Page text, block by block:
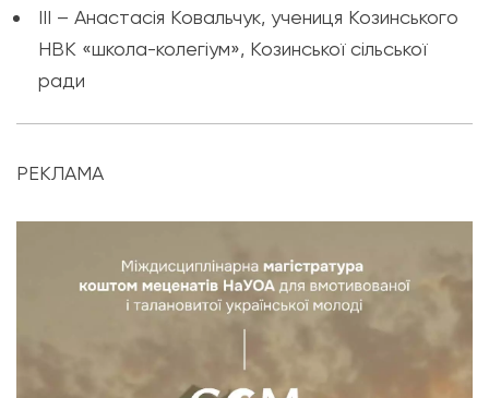
ІІІ – Анастасія Ковальчук, учениця Козинського
НВК «школа-колегіум», Козинської сільської
ради
РЕКЛАМА